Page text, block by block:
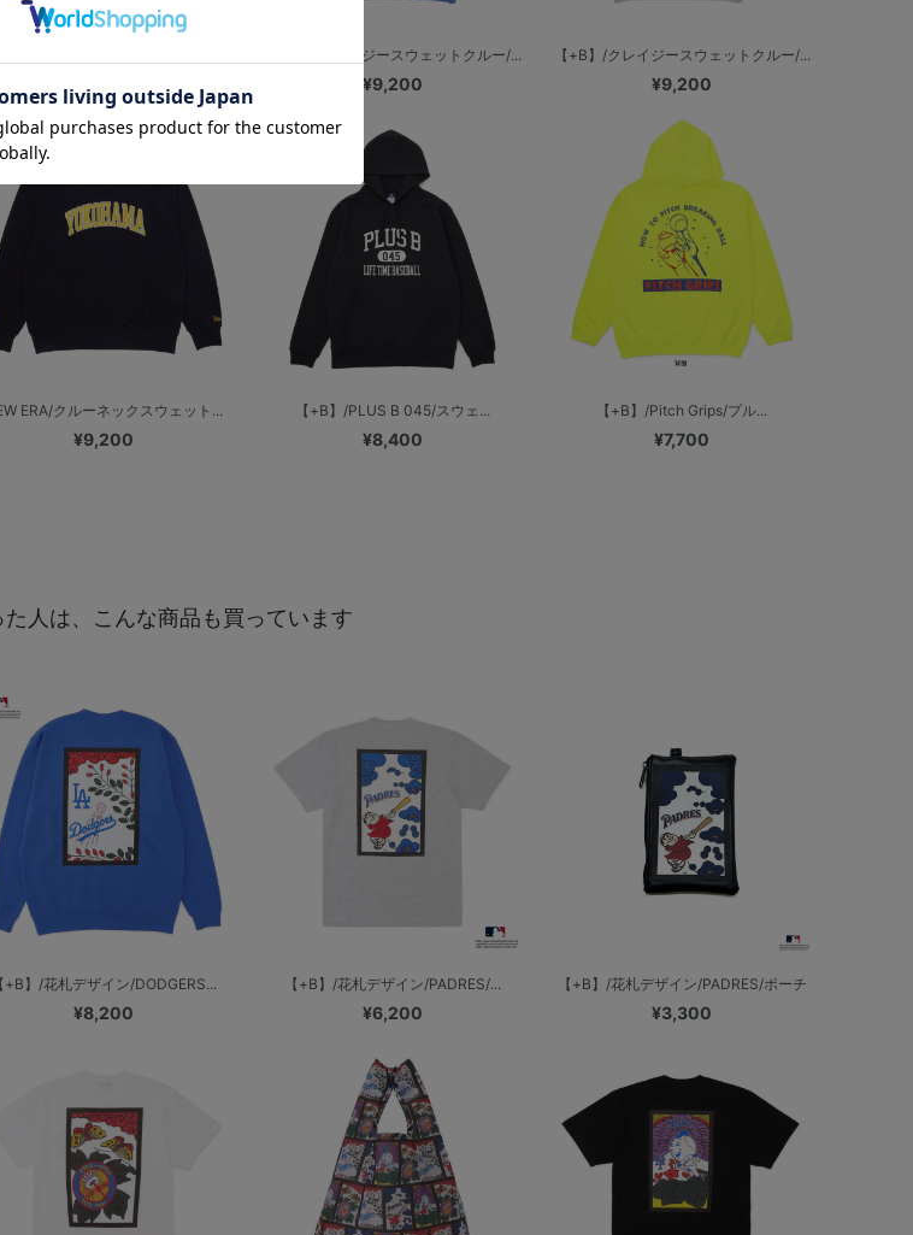
¥8,200
【+B】/クレイジースウェットクルー/...
¥9,200
【+B】/クレイジースウェットクルー/...
¥9,200
ERA/クルーネックスウェット...
¥9,200
【+B】/PLUS B 045/スウェ...
¥8,400
【+B】/Pitch Grips/プル...
¥7,700
人は、こんな商品も買っています
【+B】/花札デザイン/DODGERS...
¥8,200
【+B】/花札デザイン/PADRES/...
¥6,200
【+B】/花札デザイン/PADRES/ポーチ
¥3,300